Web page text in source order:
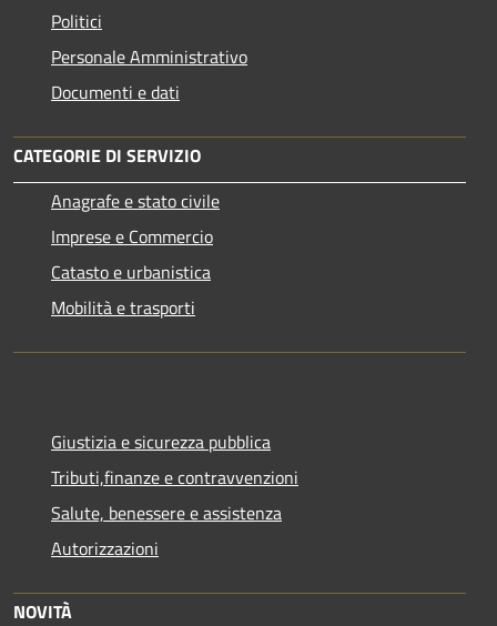
Politici
Personale Amministrativo
Documenti e dati
CATEGORIE DI SERVIZIO
Anagrafe e stato civile
Imprese e Commercio
Catasto e urbanistica
Mobilità e trasporti
Giustizia e sicurezza pubblica
Tributi,finanze e contravvenzioni
Salute, benessere e assistenza
Autorizzazioni
NOVITÀ